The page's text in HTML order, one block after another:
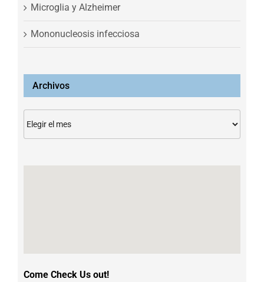
Microglia y Alzheimer
Mononucleosis infecciosa
Archivos
Come Check Us out!